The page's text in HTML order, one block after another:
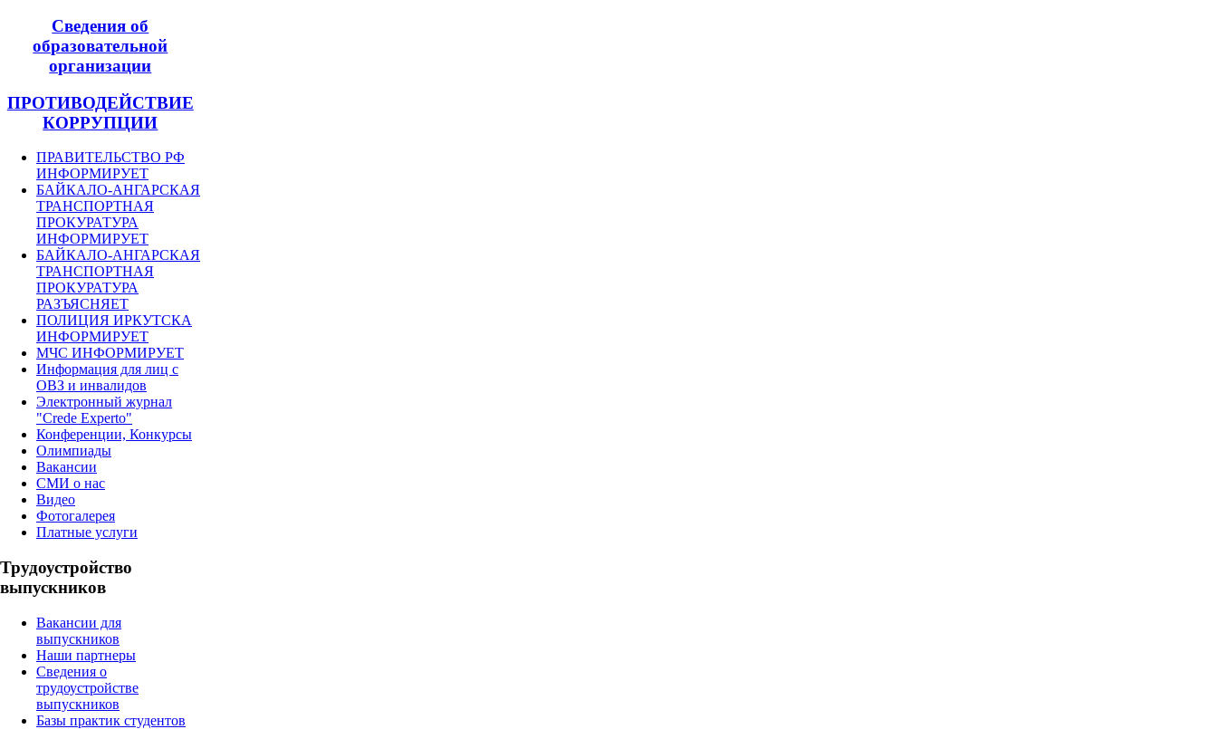
Сведения об
образовательной
организации
ПРОТИВОДЕЙСТВИЕ
КОРРУПЦИИ
ПРАВИТЕЛЬСТВО РФ
ИНФОРМИРУЕТ
БАЙКАЛО-АНГАРСКАЯ
ТРАНСПОРТНАЯ
ПРОКУРАТУРА
ИНФОРМИРУЕТ
БАЙКАЛО-АНГАРСКАЯ
ТРАНСПОРТНАЯ
ПРОКУРАТУРА
РАЗЪЯСНЯЕТ
ПОЛИЦИЯ ИРКУТСКА
ИНФОРМИРУЕТ
МЧС ИНФОРМИРУЕТ
Информация для лиц с
ОВЗ и инвалидов
Электронный журнал
"Crede Experto"
Конференции, Конкурсы
Олимпиады
Вакансии
СМИ о нас
Видео
Фотогалерея
Платные услуги
Трудоустройство
выпускников
Вакансии для
выпускников
Наши партнеры
Сведения о
трудоустройстве
выпускников
Базы практик студентов